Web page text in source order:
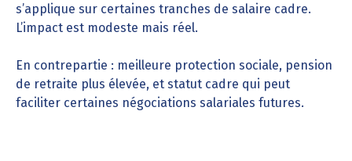
s’applique sur certaines tranches de salaire cadre.
L’impact est modeste mais réel.
En contrepartie : meilleure protection sociale, pension
de retraite plus élevée, et statut cadre qui peut
faciliter certaines négociations salariales futures.